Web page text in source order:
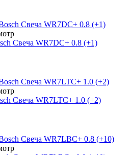
Свеча WR7DC+ 0.8 (+1)
Свеча WR7LTC+ 1.0 (+2)